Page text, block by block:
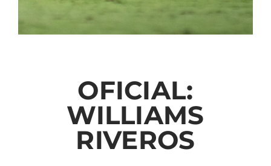
OFICIAL:
WILLIAMS
RIVEROS